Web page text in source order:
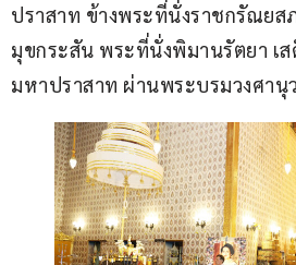
ปราสาท ข้างพระที่นั่งราชกรัณยส
มุขกระสัน พระที่นั่งพิมานรัตยา เ
มหาปราสาท ผ่านพระบรมวงศานุ